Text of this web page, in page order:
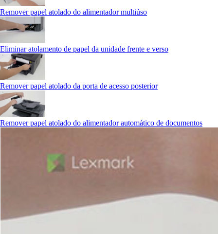
Remover papel atolado do alimentador multiúso
Eliminar atolamento de papel da unidade frente e verso
Remover papel atolado da porta de acesso posterior
Remover papel atolado do alimentador automático de documentos